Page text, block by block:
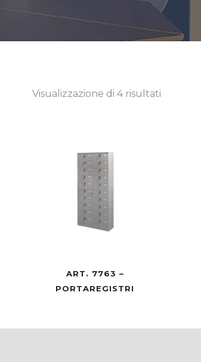
Visualizzazione di 4 risultati
ART. 7763 –
PORTAREGISTRI